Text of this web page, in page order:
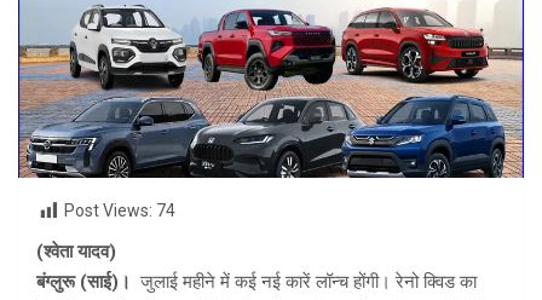
Post Views: 74
(श्वेता यादव)
बंग्लुरू (साई)। जुलाई महीने में कई नई कारें लॉन्च होंगी। रेनो क्विड का